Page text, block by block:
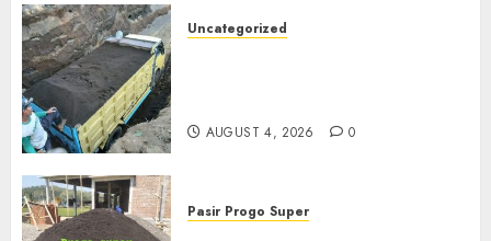
Uncategorized
AUGUST 4, 2026 0
Pasir Progo Super